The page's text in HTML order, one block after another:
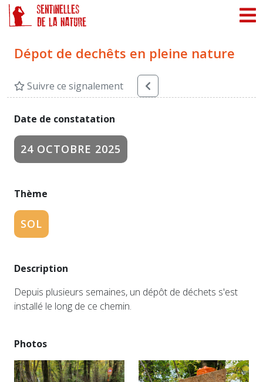
Dépot de dechêts en pleine nature
Suivre ce signalement
Date de constatation
24 OCTOBRE 2025
Thème
SOL
Description
Depuis plusieurs semaines, un dépôt de déchets s'est
installé le long de ce chemin.
Photos
Panneau de gestion des cookies